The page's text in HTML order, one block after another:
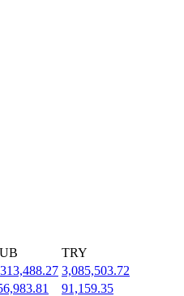
TRY
3,085,503.72
91,159.35